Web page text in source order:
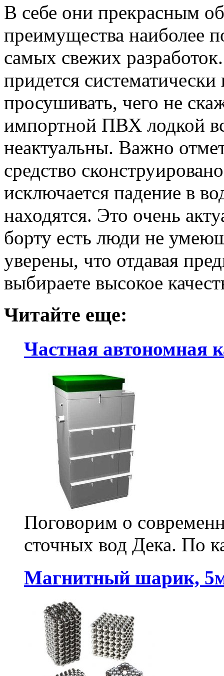
В себе они прекрасным
преимущества наиболее
самых свежих
придется
просушивать, чего не
импортной ПВХ лодкой
неактуальны. Важно
средство
исключается падение в
находятся. Это очень
борту есть люди не
уверены, что отдавая
выбираете высокое
Читайте еще:
Частная автономная
Поговорим о
сточных вод Дека. По
Магнитный шарик,